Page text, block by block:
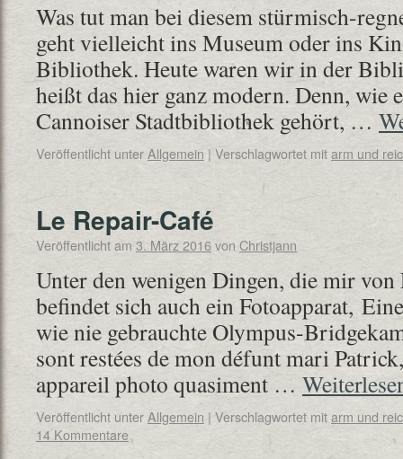
Was tut man bei diesem stürmisch-
geht vielleicht ins Museum oder ins
Bibliothek. Heute waren wir in der
heißt das hier ganz modern. Denn, wie
Cannoiser Stadtbibliothek gehört, …
Veröffentlicht unterAllgemein | Verschlagwortet mitarm und
Le Repair-Café
Veröffentlicht am 3. März 2016von Christjann
Unter den wenigen Dingen, die mir
befindet sich auch ein Fotoapparat,
wie nie gebrauchte Olympus-
sont restées de mon défunt mari
appareil photo quasiment …
Veröffentlicht unterAllgemein | Verschlagwortet mitarm und
14 Kommentare